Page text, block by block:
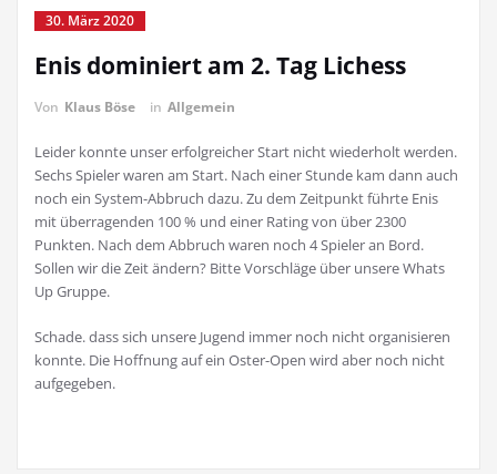
30. März 2020
Enis dominiert am 2. Tag Lichess
Von Klaus Böse in Allgemein
Leider konnte unser erfolgreicher Start nicht wiederholt werden.
Sechs Spieler waren am Start. Nach einer Stunde kam dann auch
noch ein System-Abbruch dazu. Zu dem Zeitpunkt führte Enis
mit überragenden 100 % und einer Rating von über 2300
Punkten. Nach dem Abbruch waren noch 4 Spieler an Bord.
Sollen wir die Zeit ändern? Bitte Vorschläge über unsere Whats
Up Gruppe.
Schade. dass sich unsere Jugend immer noch nicht organisieren
konnte. Die Hoffnung auf ein Oster-Open wird aber noch nicht
aufgegeben.